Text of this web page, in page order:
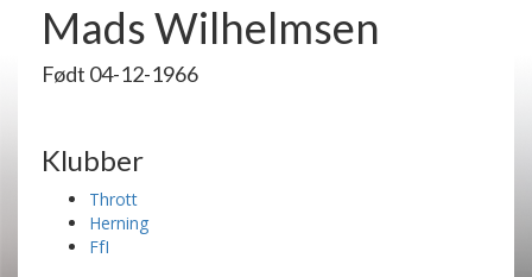
Mads Wilhelmsen
Født 04-12-1966
Klubber
Thrott
Herning
FfI